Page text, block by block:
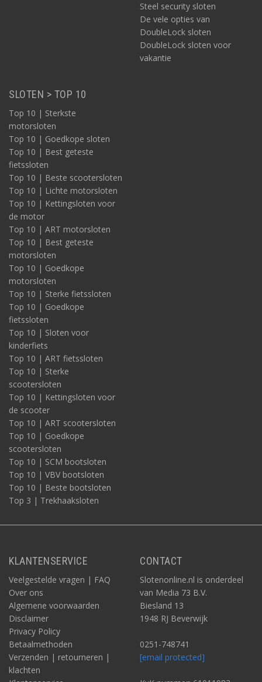
Steel security sloten
De vele opties van
DoubleLock sloten
DoubleLock sloten voor
vakantie
SLOTEN > TOP 10
Top 10 | Sterkste
motorsloten
Top 10 | Goedkope sloten
Top 10 | Best geteste
fietssloten
Top 10 | Beste scootersloten
Top 10 | Lichte motorsloten
Top 10 | Kettingsloten voor
de motor
Top 10 | ART motorsloten
Top 10 | Best geteste
motorsloten
Top 10 | Goedkope
motorsloten
Top 10 | Sterke fietssloten
Top 10 | Goedkope
fietssloten
Top 10 | Sloten voor
kinderfiets
Top 10 | ART fietssloten
Top 10 | Sterke
scootersloten
Top 10 | Kettingsloten voor
de scooter
Top 10 | ART scootersloten
Top 10 | Goedkope
scootersloten
Top 10 | SCM bootsloten
Top 10 | VBV bootsloten
Top 10 | Beste bootsloten
Top 3 | Trekhaaksloten
KLANTENSERVICE
Veelgestelde vragen | FAQ
Over ons
Algemene voorwaarden
Disclaimer
Privacy Policy
Betaalmethoden
Verzenden | retourneren |
klachten
CONTACT
Slotenonline.nl is onderdeel
van Media 73 B.V.
Biesland 13
1948 RJ Beverwijk
0251-748741
[email protected]